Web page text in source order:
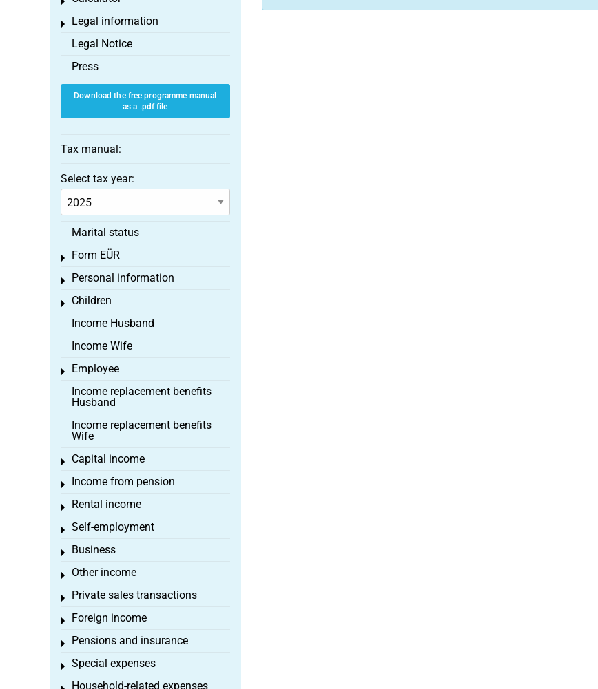
Legal information
Toggle menu
Legal Notice
Press
Download the free programme manual
as a .pdf file
Tax manual:
Select tax year:
Marital status
Form EÜR
Toggle menu
Personal information
Toggle menu
Children
Toggle menu
Income Husband
Income Wife
Employee
Toggle menu
Income replacement benefits
Husband
Income replacement benefits
Wife
Capital income
Toggle menu
Income from pension
Toggle menu
Rental income
Toggle menu
Self-employment
Toggle menu
Business
Toggle menu
Other income
Toggle menu
Private sales transactions
Toggle menu
Foreign income
Toggle menu
Pensions and insurance
Toggle menu
Special expenses
Toggle menu
Household-related expenses